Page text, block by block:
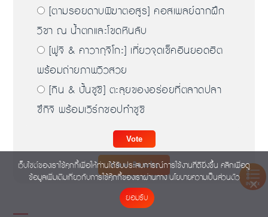
INDEX
[ตามรอยดาบพิฆาตอสูร] คอสเพลย์ฉากฝึก
วิชา ณ น้ำตกและโขดหินลับ
[ฟูจิ & คาวากุจิโกะ] เที่ยวจุดเช็คอินยอดฮิต
พร้อมถ่ายภาพวิวสวย
[กิน & ปั้นซูชิ] ตะลุยของอร่อยที่ตลาดปลา
ซึกิจิ พร้อมเวิร์กชอปทำซูชิ
View Results
เว็บไซต์ของเราใช้คุกกี้เพื่อให้ท่านได้รับประสบการณ์การใช้งานที่ดียิ่งขึ้น คลิกเพื่อดู
ข้อมูลเพิ่มเติมเกี่ยวกับการใช้คุ๊กกี้ของเราผ่านทางนโยบายความเป็นส่วนตัว
ยอมรับ